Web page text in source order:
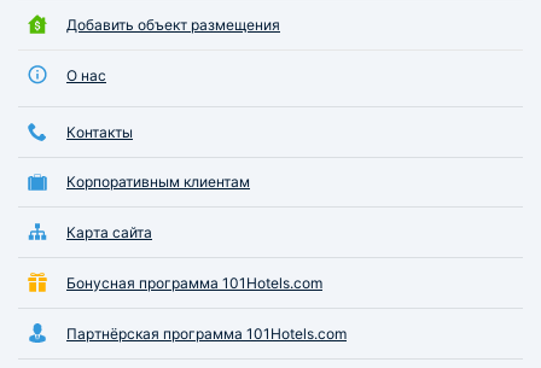
Добавить объект размещения
О нас
Контакты
Корпоративным клиентам
Карта сайта
Бонусная программа 101Hotels.com
Партнёрская программа 101Hotels.com